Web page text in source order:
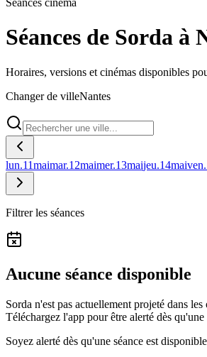
Séances cinéma
Séances de Sorda à
Horaires, versions et cinémas disponibles
Changer de villeNantes
lun.11maimar.12maimer.13maijeu.14maiven.
Filtrer les séances
Aucune séance disponible
Sorda n'est pas actuellement projeté dans les
Téléchargez l'app pour être alerté dès qu'une
Soyez alerté dès qu'une séance est disponible